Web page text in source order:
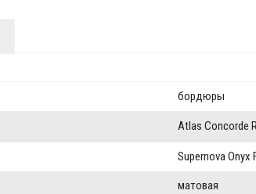
бордюры
Atlas Concorde
Supernova Onyx
матовая